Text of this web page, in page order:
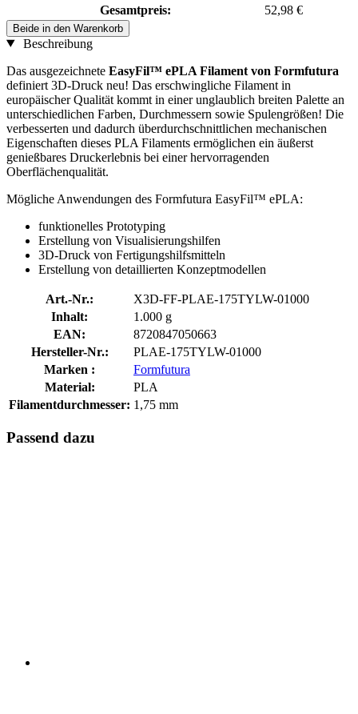
Gesamtpreis:
52,98 €
Beide in den Warenkorb
Beschreibung
Das ausgezeichnete EasyFil™ ePLA Filament von Formfutura
definiert 3D-Druck neu! Das erschwingliche Filament in
europäischer Qualität kommt in einer unglaublich breiten Palette an
unterschiedlichen Farben, Durchmessern sowie Spulengrößen! Die
verbesserten und dadurch überdurchschnittlichen mechanischen
Eigenschaften dieses PLA Filaments ermöglichen ein äußerst
genießbares Druckerlebnis bei einer hervorragenden
Oberflächenqualität.
Mögliche Anwendungen des Formfutura EasyFil™ ePLA:
funktionelles Prototyping
Erstellung von Visualisierungshilfen
3D-Druck von Fertigungshilfsmitteln
Erstellung von detaillierten Konzeptmodellen
Art.-Nr.:
X3D-FF-PLAE-175TYLW-01000
Inhalt:
1.000 g
EAN:
8720847050663
Hersteller-Nr.:
PLAE-175TYLW-01000
Marken :
Formfutura
Material:
PLA
Filamentdurchmesser: 1,75 mm
Passend dazu